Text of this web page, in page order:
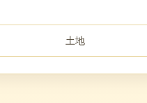
土地